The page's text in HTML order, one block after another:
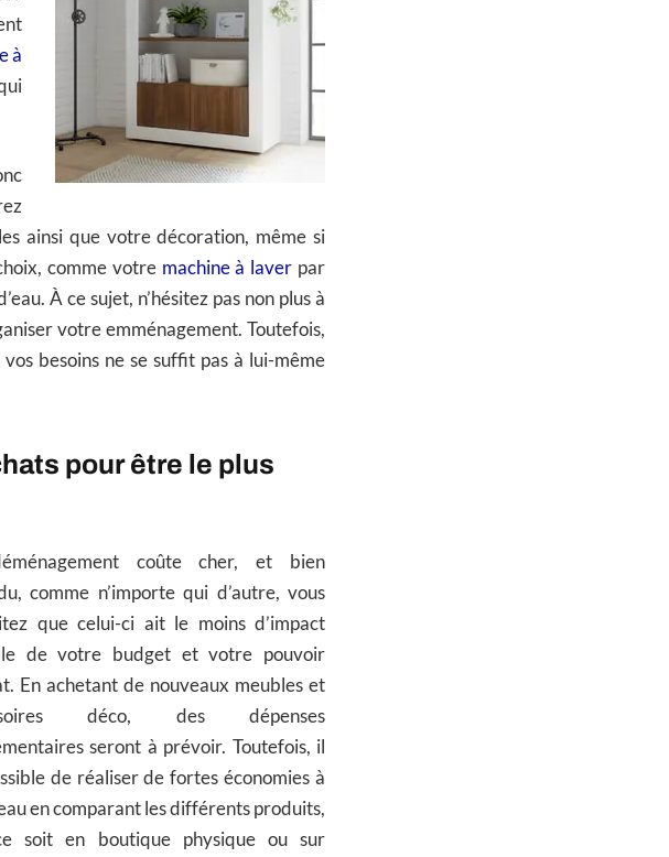
à
ainsi que votre décoration, même si
comme votre machine à laver par
À ce sujet, n’hésitez pas non plus à
votre emménagement. Toutefois,
besoins ne se suffit pas à lui-même
pour être le plus
coûte cher, et bien
comme n’importe qui d’autre, vous
que celui-ci ait le moins d’impact
de votre budget et votre pouvoir
En achetant de nouveaux meubles et
déco, des dépenses
seront à prévoir. Toutefois, il
de réaliser de fortes économies à
en comparant les différents produits,
soit en boutique physique ou sur